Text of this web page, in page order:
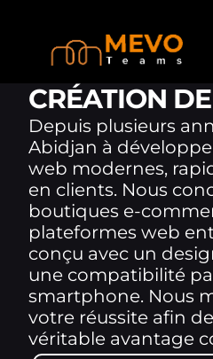
CRÉATION
Depuis plusieurs
Abidjan à
web modernes,
en clients. Nous
boutiques e-
plateformes web
conçu avec un
une compatibilité
smartphone. Nous
votre réussite afin
véritable avantage